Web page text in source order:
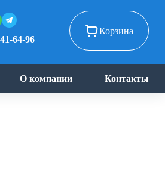
64-96
Корзина
О компании Контакты